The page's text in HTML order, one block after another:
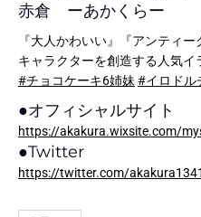
赤倉 ーあかくらー
『大人かわいい』『アンティ
キャラクターを創造する人気イ
#チョコケーキ6姉妹 #イロドル
●オフィシャルサイト
https://akakura.wixsite.com/
●Twitter
https://twitter.com/akakura1341